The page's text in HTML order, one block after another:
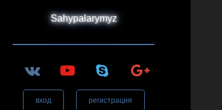
Sahypalarymyz
вход регистрация